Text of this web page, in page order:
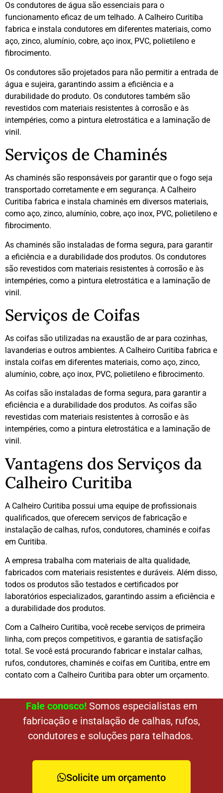
Os condutores de água são essenciais para o
funcionamento eficaz de um telhado. A Calheiro Curitiba
fabrica e instala condutores em diferentes materiais, como
aço, zinco, alumínio, cobre, aço inox, PVC, polietileno e
fibrocimento.
Os condutores são projetados para não permitir a entrada de
água e sujeira, garantindo assim a eficiência e a
durabilidade do produto. Os condutores também são
revestidos com materiais resistentes à corrosão e às
intempéries, como a pintura eletrostática e a laminação de
vinil.
Serviços de Chaminés
As chaminés são responsáveis por garantir que o fogo seja
transportado corretamente e em segurança. A Calheiro
Curitiba fabrica e instala chaminés em diversos materiais,
como aço, zinco, alumínio, cobre, aço inox, PVC, polietileno e
fibrocimento.
As chaminés são instaladas de forma segura, para garantir
a eficiência e a durabilidade dos produtos. Os condutores
são revestidos com materiais resistentes à corrosão e às
intempéries, como a pintura eletrostática e a laminação de
vinil.
Serviços de Coifas
As coifas são utilizadas na exaustão de ar para cozinhas,
lavanderias e outros ambientes. A Calheiro Curitiba fabrica e
instala coifas em diferentes materiais, como aço, zinco,
alumínio, cobre, aço inox, PVC, polietileno e fibrocimento.
As coifas são instaladas de forma segura, para garantir a
eficiência e a durabilidade dos produtos. As coifas são
revestidas com materiais resistentes à corrosão e às
intempéries, como a pintura eletrostática e a laminação de
vinil.
Vantagens dos Serviços da
Calheiro Curitiba
A Calheiro Curitiba possui uma equipe de profissionais
qualificados, que oferecem serviços de fabricação e
instalação de calhas, rufos, condutores, chaminés e coifas
em Curitiba.
A empresa trabalha com materiais de alta qualidade,
fabricados com materiais resistentes e duráveis. Além disso,
todos os produtos são testados e certificados por
laboratórios especializados, garantindo assim a eficiência e
a durabilidade dos produtos.
Com a Calheiro Curitiba, você recebe serviços de primeira
linha, com preços competitivos, e garantia de satisfação
total. Se você está procurando fabricar e instalar calhas,
rufos, condutores, chaminés e coifas em Curitiba, entre em
contato com a Calheiro Curitiba para obter um orçamento.
Fale conosco! Somos especialistas em
fabricação e instalação de calhas, rufos,
condutores e soluções para telhados.
Solicite um orçamento